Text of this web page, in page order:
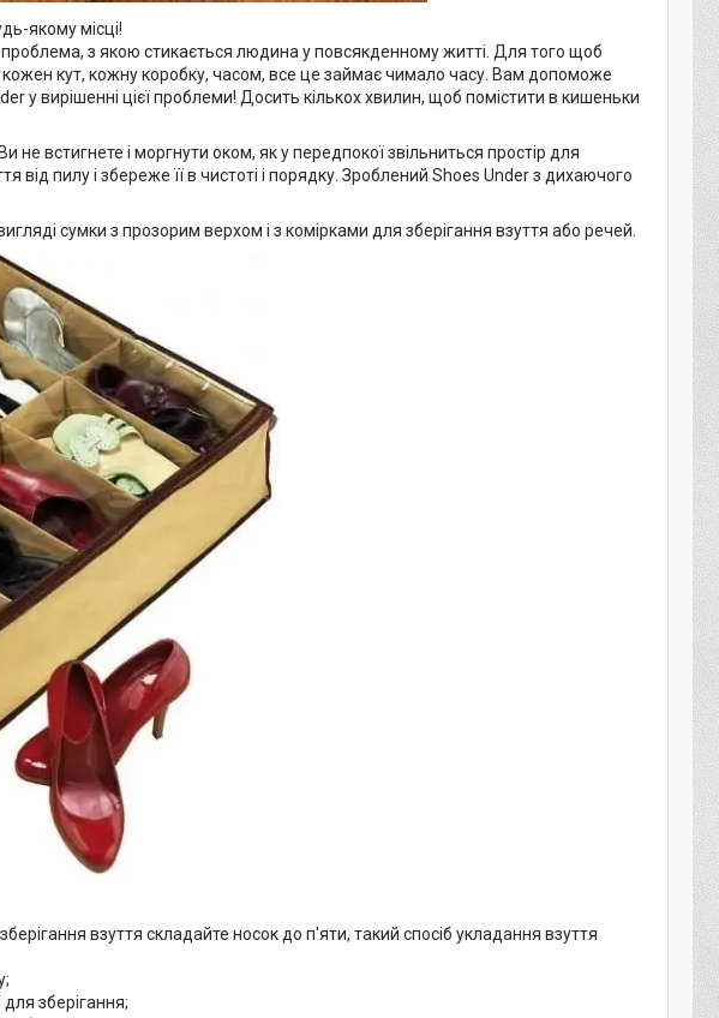
якому місці!
з якою стикається людина у повсякденному житті. Для того щоб
кут, кожну коробку, часом, все це займає чимало часу. Вам допоможе
у вирішенні цієї проблеми! Досить кількох хвилин, щоб помістити в кишеньки
встигнете і моргнути оком, як у передпокої звільниться простір для
від пилу і збереже її в чистоті і порядку. Зроблений Shoes Under з дихаючого
сумки з прозорим верхом і з комірками для зберігання взуття або речей.
взуття складайте носок до п'яти, такий спосіб укладання взуття
зберігання;